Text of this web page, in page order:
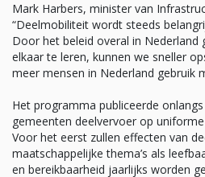
Mark Harbers, minister van
“Deelmobiliteit wordt steeds
Door het beleid overal in Nederland
elkaar te leren, kunnen we sneller
meer mensen in Nederland gebruik
Het programma publiceerde
gemeenten deelvervoer op
Voor het eerst zullen effecten van
maatschappelijke thema’s als
en bereikbaarheid jaarlijks worden